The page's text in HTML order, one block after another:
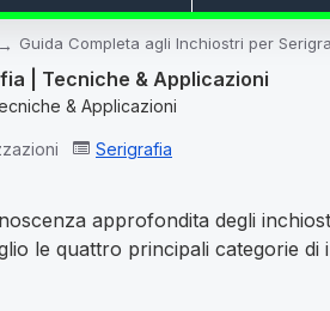
Guida Completa agli Inchiostri per
| Tecniche & Applicazioni
Serigrafia
approfondita degli
le quattro principali categorie